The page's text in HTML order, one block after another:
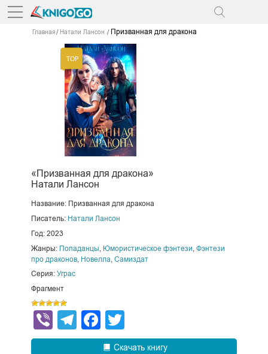
Главная Натали Лансон Призванная для дракона
«Призванная для дракона»
Натали Лансон
Название: Призванная для дракона
Писатель: Натали Лансон
Год: 2023
Жанры: Попаданцы Юмористическое фэнтези Фэнтези
про драконов, Новелла Самиздат
Серия: Уграс
Фрагмент
ViberTelegram
Facebook
Скачать книгу